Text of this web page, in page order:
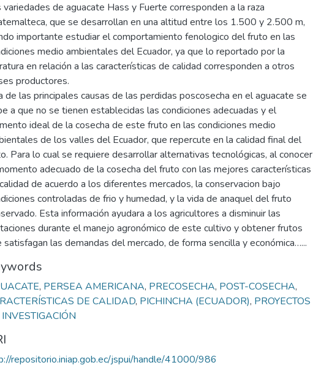
variedades de aguacate Hass y Fuerte corresponden a la raza
que se desarrollan en una altitud entre los 1.500 y 2.500 m,
importante estudiar el comportamiento fenologico del fruto en las
medio ambientales del Ecuador, ya que lo reportado por la
en relación a las características de calidad corresponden a otros
productores.
de las principales causas de las perdidas poscosecha en el aguacate se
a que no se tienen establecidas las condiciones adecuadas y el
ideal de la cosecha de este fruto en las condiciones medio
de los valles del Ecuador, que repercute en la calidad final del
Para lo cual se requiere desarrollar alternativas tecnológicas, al conocer
adecuado de la cosecha del fruto con las mejores características
de acuerdo a los diferentes mercados, la conservacion bajo
controladas de frio y humedad, y la vida de anaquel del fruto
Esta información ayudara a los agricultores a disminuir las
durante el manejo agronómico de este cultivo y obtener frutos
satisfagan las demandas del mercado, de forma sencilla y económica…...
, PERSEA AMERICANA, PRECOSECHA, POST-COSECHA,
DE CALIDAD, PICHINCHA (ECUADOR), PROYECTOS
repositorio.iniap.gob.ec/jspui/handle/41000/986